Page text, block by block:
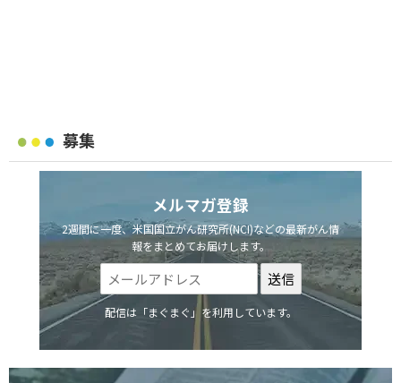
募集
メルマガ登録
2週間に一度、米国国立がん研究所(NCI)などの最新がん情
報をまとめてお届けします。
配信は「まぐまぐ」を利用しています。